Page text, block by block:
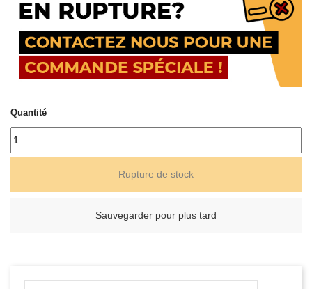
Quantité
Rupture de stock
Sauvegarder pour plus tard